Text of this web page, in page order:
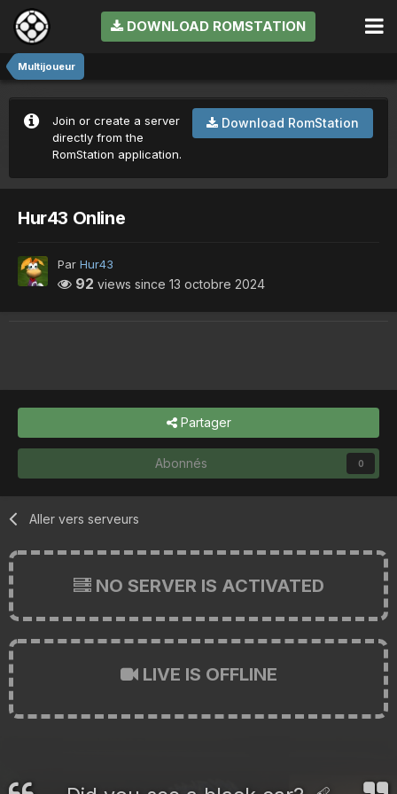
DOWNLOAD ROMSTATION
Multijoueur
Download RomStation
Join or create a server
directly from the
RomStation application.
Hur43 Online
Par Hur43
92 views since 13 octobre 2024
Partager
Abonnés 0
Aller vers serveurs
NO SERVER IS ACTIVATED
LIVE IS OFFLINE